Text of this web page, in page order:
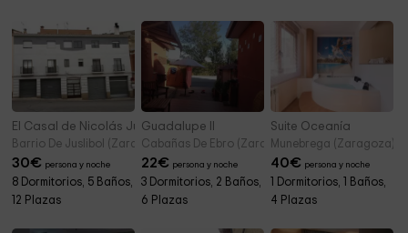
El Casal de Nicolás Juslibol
Barrio De Juslibol (Zaragoza)
30€ persona y noche
8 Dormitorios, 5 Baños,
12 Plazas
Guadalupe II
Cabañas De Ebro (Zaragoza)
22€ persona y noche
3 Dormitorios, 2 Baños,
6 Plazas
Suite Oceanía
Munebrega (Zaragoza)
40€ persona y noche
1 Dormitorios, 1 Baños,
4 Plazas